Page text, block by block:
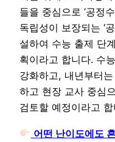
들을 중심으로 ‘공정
독립성이 보장되는 ‘
설하여 수능 출제 단
획이라고 합니다. 수
강화하고, 내년부터
하고 현장 교사 중심
검토할 예정이라고
어떤 난이도에도